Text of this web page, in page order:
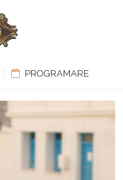
PROGRAMARE